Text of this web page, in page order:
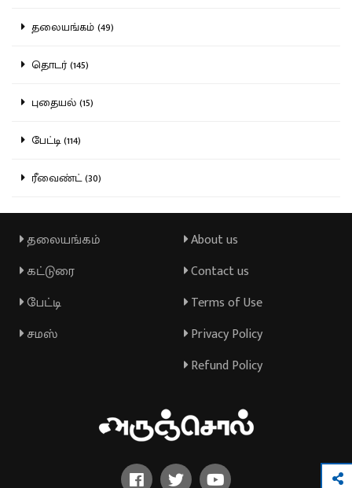
தலையங்கம் (49)
தொடர் (145)
புதையல் (15)
பேட்டி (114)
ரீவைண்ட் (30)
தலையங்கம்
கட்டுரை
பேட்டி
சமஸ்
About us
Contact us
Terms of Use
Privacy Policy
Refund Policy